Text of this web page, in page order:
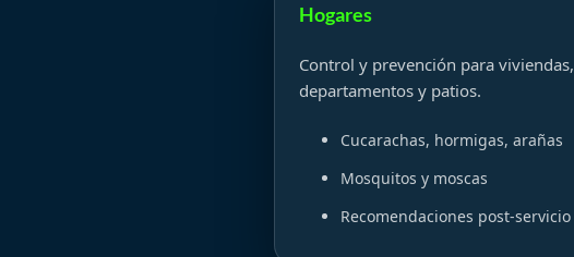
Hogares
Control y prevención para viviendas,
departamentos y patios.
Cucarachas, hormigas, arañas
Mosquitos y moscas
Recomendaciones post-servicio